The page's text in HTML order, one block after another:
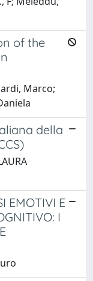
of the
Marco;
della
EMOTIVI E
I